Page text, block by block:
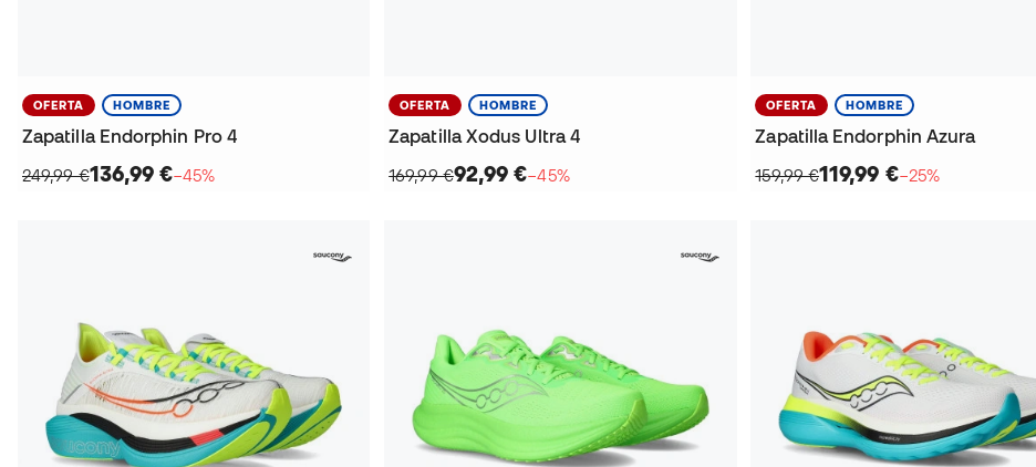
OFERTA HOMBRE
Zapatilla Endorphin Pro 4
249,99 €136,99 €−45%
OFERTA HOMBRE
Zapatilla Xodus Ultra 4
169,99 €92,99 €−45%
OFERTA HOMBRE
Zapatilla Endorphin Azura
159,99 €119,99 €−25%